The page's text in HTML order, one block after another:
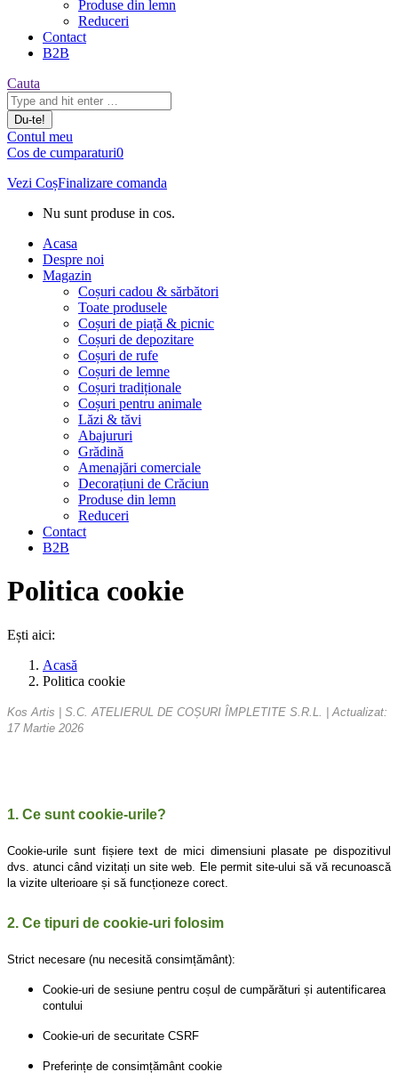
Produse din lemn
Reduceri
Contact
B2B
Căutare:
Cauta
Contul meu
Cos de cumparaturi0
Vezi CoșFinalizare comanda
Nu sunt produse in cos.
Acasa
Despre noi
Magazin
Coșuri cadou & sărbători
Toate produsele
Coșuri de piață & picnic
Coșuri de depozitare
Coșuri de rufe
Coșuri de lemne
Coșuri tradiționale
Coșuri pentru animale
Lăzi & tăvi
Abajururi
Grădină
Amenajări comerciale
Decorațiuni de Crăciun
Produse din lemn
Reduceri
Contact
B2B
Politica cookie
Ești aici:
Acasă
Politica cookie
Kos Artis | S.C. ATELIERUL DE COȘURI ÎMPLETITE S.R.L. | Actualizat:
17 Martie 2026
1. Ce sunt cookie-urile?
Cookie-urile sunt fișiere text de mici dimensiuni plasate pe dispozitivul
dvs. atunci când vizitați un site web. Ele permit site-ului să vă recunoască
la vizite ulterioare și să funcționeze corect.
2. Ce tipuri de cookie-uri folosim
Strict necesare (nu necesită consimțământ):
Cookie-uri de sesiune pentru coșul de cumpărături și autentificarea
contului
Cookie-uri de securitate CSRF
Preferințe de consimțământ cookie